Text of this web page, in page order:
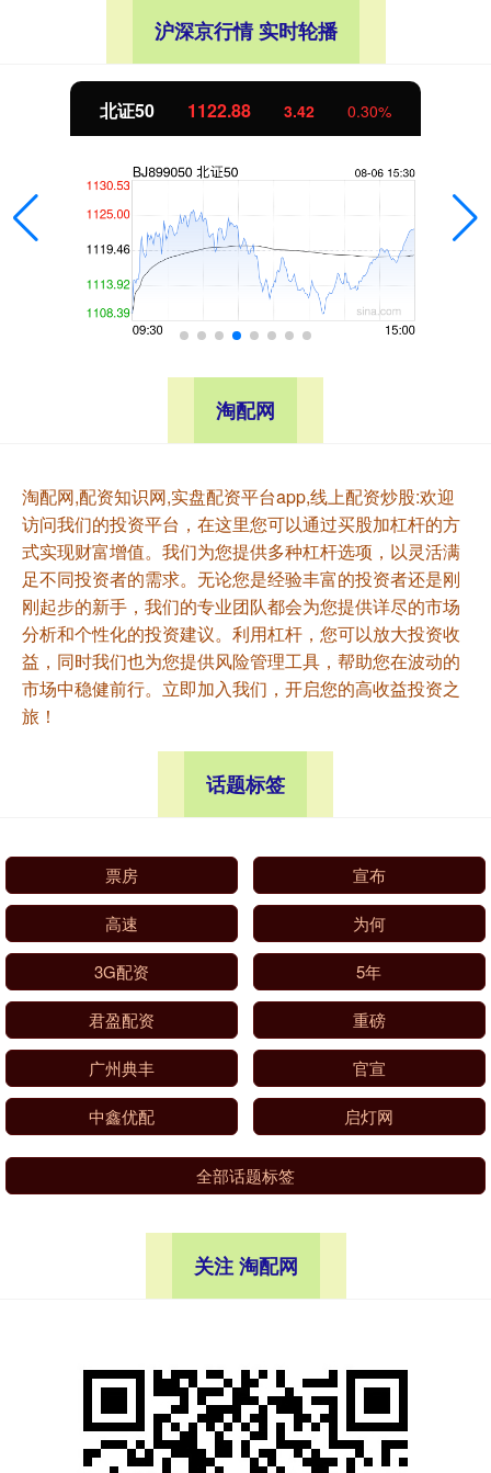
沪深京行情 实时轮播
北证50 1122.88 3.42 0.30%
淘配网
淘配网,配资知识网,实盘配资平台app,线上配资炒股:欢迎
访问我们的投资平台，在这里您可以通过买股加杠杆的方
式实现财富增值。我们为您提供多种杠杆选项，以灵活满
足不同投资者的需求。无论您是经验丰富的投资者还是刚
刚起步的新手，我们的专业团队都会为您提供详尽的市场
分析和个性化的投资建议。利用杠杆，您可以放大投资收
益，同时我们也为您提供风险管理工具，帮助您在波动的
市场中稳健前行。立即加入我们，开启您的高收益投资之
旅！
话题标签
票房 宣布
高速 为何
3G配资 5年
君盈配资 重磅
广州典丰 官宣
中鑫优配 启灯网
全部话题标签
关注 淘配网